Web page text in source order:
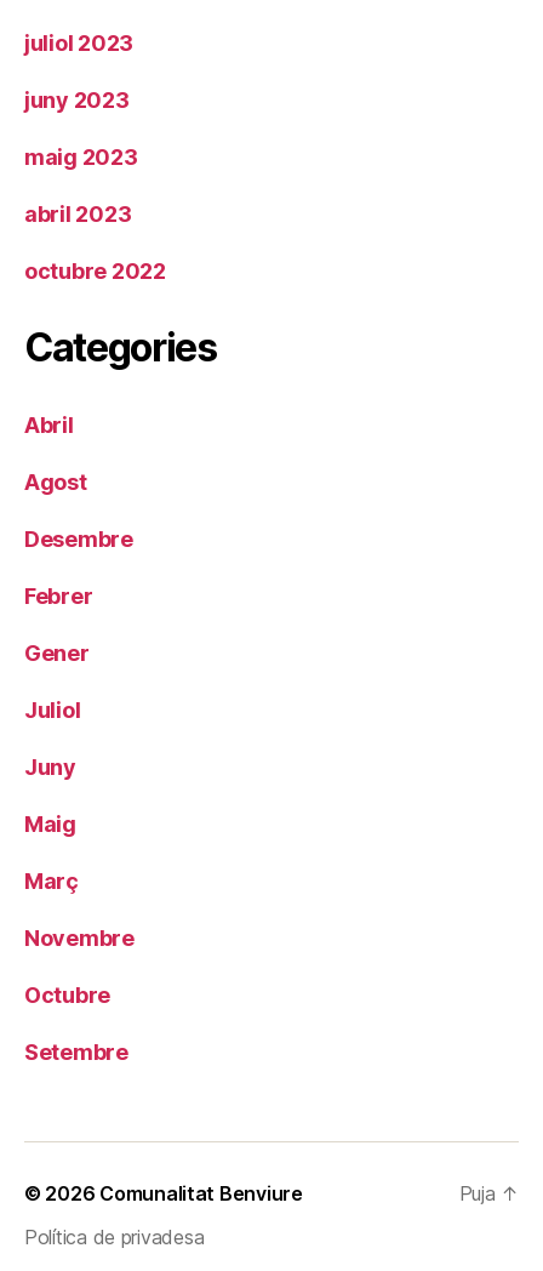
juliol 2023
juny 2023
maig 2023
abril 2023
octubre 2022
Categories
Abril
Agost
Desembre
Febrer
Gener
Juliol
Juny
Maig
Març
Novembre
Octubre
Setembre
© 2026 Comunalitat Benviure
Política de privadesa
Puja ↑